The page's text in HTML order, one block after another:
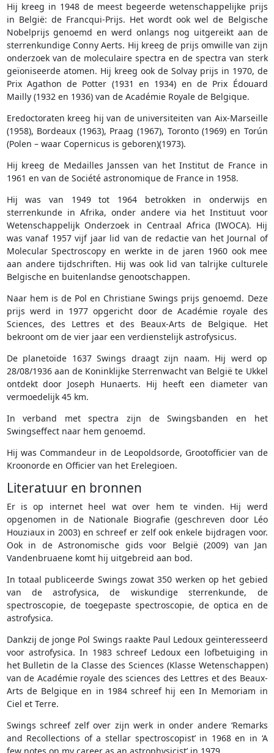
Hij kreeg in 1948 de meest begeerde wetenschappelijke prijs
in België: de Francqui-Prijs. Het wordt ook wel de Belgische
Nobelprijs genoemd en werd onlangs nog uitgereikt aan de
sterrenkundige Conny Aerts. Hij kreeg de prijs omwille van zijn
onderzoek van de moleculaire spectra en de spectra van sterk
geïoniseerde atomen. Hij kreeg ook de Solvay prijs in 1970, de
Prix Agathon de Potter (1931 en 1934) en de Prix Édouard
Mailly (1932 en 1936) van de Académie Royale de Belgique.
Eredoctoraten kreeg hij van de universiteiten van Aix-Marseille
(1958), Bordeaux (1963), Praag (1967), Toronto (1969) en Torún
(Polen – waar Copernicus is geboren)(1973).
Hij kreeg de Medailles Janssen van het Institut de France in
1961 en van de Société astronomique de France in 1958.
Hij was van 1949 tot 1964 betrokken in onderwijs en
sterrenkunde in Afrika, onder andere via het Instituut voor
Wetenschappelijk Onderzoek in Centraal Africa (IWOCA). Hij
was vanaf 1957 vijf jaar lid van de redactie van het Journal of
Molecular Spectroscopy en werkte in de jaren 1960 ook mee
aan andere tijdschriften. Hij was ook lid van talrijke culturele
Belgische en buitenlandse genootschappen.
Naar hem is de Pol en Christiane Swings prijs genoemd. Deze
prijs werd in 1977 opgericht door de Académie royale des
Sciences, des Lettres et des Beaux-Arts de Belgique. Het
bekroont om de vier jaar een verdienstelijk astrofysicus.
De planetoïde 1637 Swings draagt zijn naam. Hij werd op
28/08/1936 aan de Koninklijke Sterrenwacht van België te Ukkel
ontdekt door Joseph Hunaerts. Hij heeft een diameter van
vermoedelijk 45 km.
In verband met spectra zijn de Swingsbanden en het
Swingseffect naar hem genoemd.
Hij was Commandeur in de Leopoldsorde, Grootofficier van de
Kroonorde en Officier van het Erelegioen.
Literatuur en bronnen
Er is op internet heel wat over hem te vinden. Hij werd
opgenomen in de Nationale Biografie (geschreven door Léo
Houziaux in 2003) en schreef er zelf ook enkele bijdragen voor.
Ook in de Astronomische gids voor België (2009) van Jan
Vandenbruaene komt hij uitgebreid aan bod.
In totaal publiceerde Swings zowat 350 werken op het gebied
van de astrofysica, de wiskundige sterrenkunde, de
spectroscopie, de toegepaste spectroscopie, de optica en de
astrofysica.
Dankzij de jonge Pol Swings raakte Paul Ledoux geïnteresseerd
voor astrofysica. In 1983 schreef Ledoux een lofbetuiging in
het Bulletin de la Classe des Sciences (Klasse Wetenschappen)
van de Académie royale des sciences des Lettres et des Beaux-
Arts de Belgique en in 1984 schreef hij een In Memoriam in
Ciel et Terre.
Swings schreef zelf over zijn werk in onder andere ‘Remarks
and Recollections of a stellar spectroscopist’ in 1968 en in ‘A